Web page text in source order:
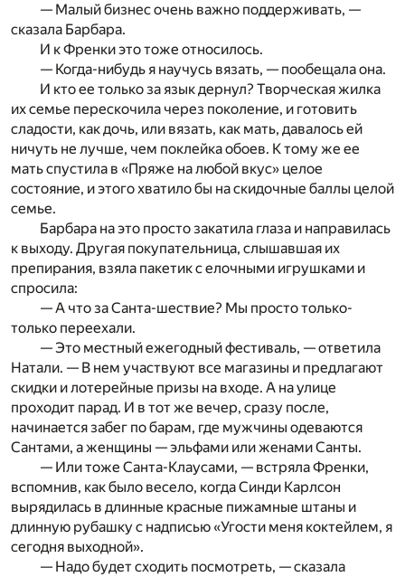
— Малый бизнес очень важно поддерживать, —
сказала Барбара.
И к Френки это тоже относилось.
— Когда-нибудь я научусь вязать, — пообещала она.
И кто ее только за язык дернул? Творческая жилка
их семье перескочила через поколение, и готовить
сладости, как дочь, или вязать, как мать, давалось ей
ничуть не лучше, чем поклейка обоев. К тому же ее
мать спустила в «Пряже на любой вкус» целое
состояние, и этого хватило бы на скидочные баллы целой
семье.
Барбара на это просто закатила глаза и направилась
к выходу. Другая покупательница, слышавшая их
препирания, взяла пакетик с елочными игрушками и
спросила:
— А что за Санта-шествие? Мы просто только-
только переехали.
— Это местный ежегодный фестиваль, — ответила
Натали. — В нем участвуют все магазины и предлагают
скидки и лотерейные призы на входе. А на улице
проходит парад. И в тот же вечер, сразу после,
начинается забег по барам, где мужчины одеваются
Сантами, а женщины — эльфами или женами Санты.
— Или тоже Санта-Клаусами, — встряла Френки,
вспомнив, как было весело, когда Синди Карлсон
вырядилась в длинные красные пижамные штаны и
длинную рубашку с надписью «Угости меня коктейлем, я
сегодня выходной».
— Надо будет сходить посмотреть, — сказала